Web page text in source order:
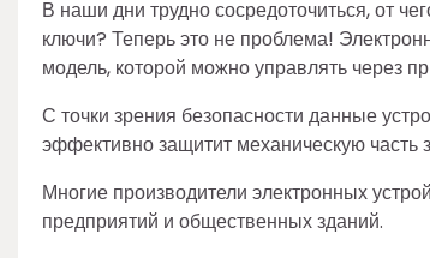
В наши дни трудно сосредоточиться, от
ключи? Теперь это не проблема!
модель, которой можно управлять через
С точки зрения безопасности данные
эффективно защитит механическую часть
Многие производители электронных
предприятий и общественных зданий.